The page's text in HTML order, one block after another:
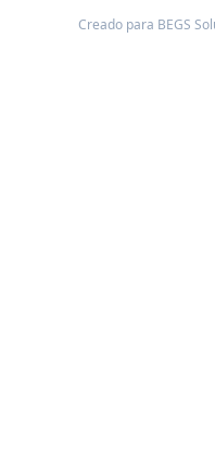
Creado para BEGS